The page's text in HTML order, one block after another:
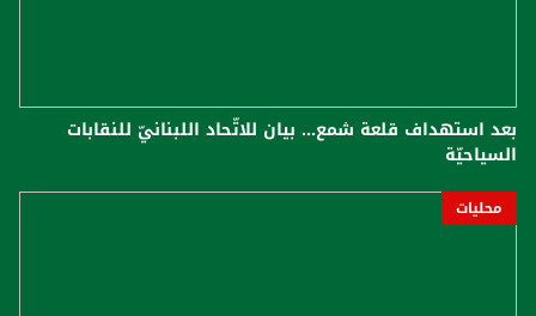
بعد استهداف قلعة شمع... بيان للاتّحاد اللبنانيّ للنقابات
السياحيّة
محليات